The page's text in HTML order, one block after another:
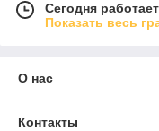
Сегодня
Показать весь
О нас
Контакты